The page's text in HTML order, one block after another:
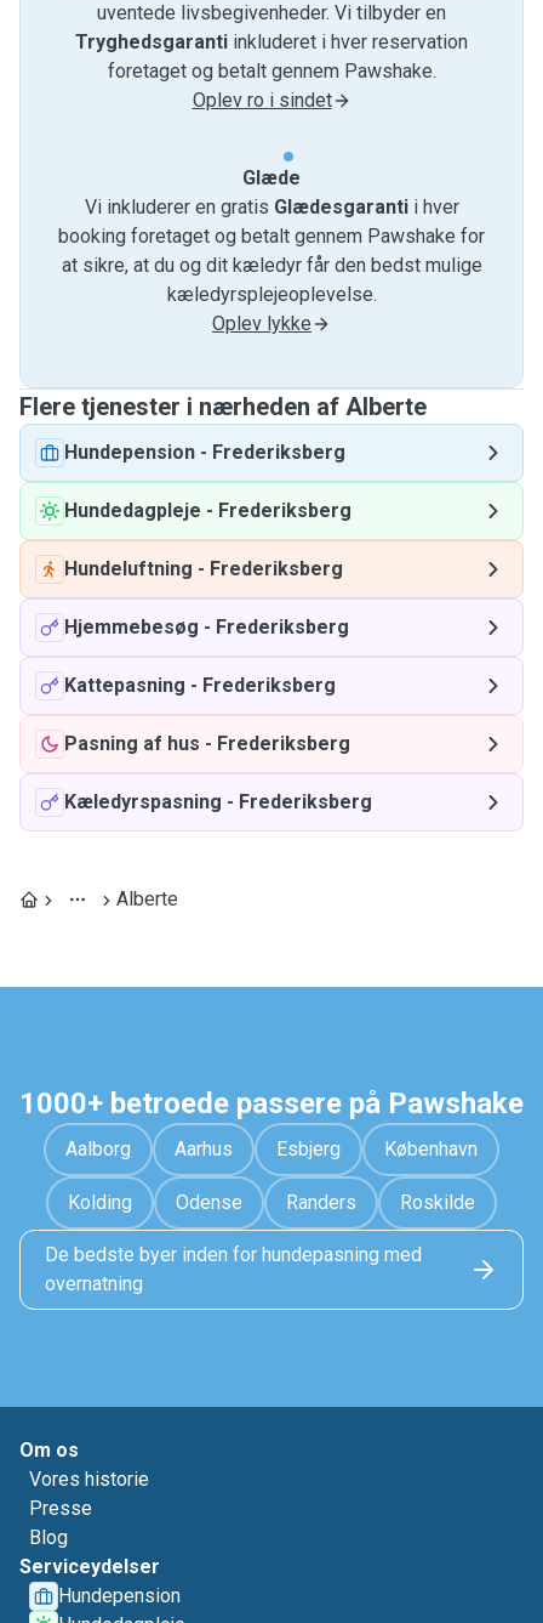
uventede livsbegivenheder. Vi tilbyder en
Tryghedsgaranti inkluderet i hver reservation
foretaget og betalt gennem Pawshake.
Oplev ro i sindet
Glæde
Vi inkluderer en gratis Glædesgarantii hver
booking foretaget og betalt gennem Pawshake for
at sikre, at du og dit kæledyr får den bedst mulige
kæledyrsplejeoplevelse.
Oplev lykke
Flere tjenester i nærheden af ​​Alberte
Hundepension - Frederiksberg
Hundedagpleje - Frederiksberg
Hundeluftning - Frederiksberg
Hjemmebesøg - Frederiksberg
Kattepasning - Frederiksberg
Pasning af hus - Frederiksberg
Kæledyrspasning - Frederiksberg
Alberte
1000+ betroede passere på Pawshake
Aalborg Aarhus Esbjerg København
Kolding Odense Randers Roskilde
De bedste byer inden for hundepasning med
overnatning
Om os
Vores historie
Presse
Blog
Serviceydelser
Hundepension